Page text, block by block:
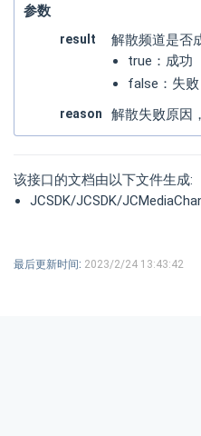
参数
result
解散频道是否
true：成功
false：失败
reason 解散失败原因
该接口的文档由以下文件生成:
JCSDK/JCSDK/
最后更新时间: 2023/2/24 13:43:42